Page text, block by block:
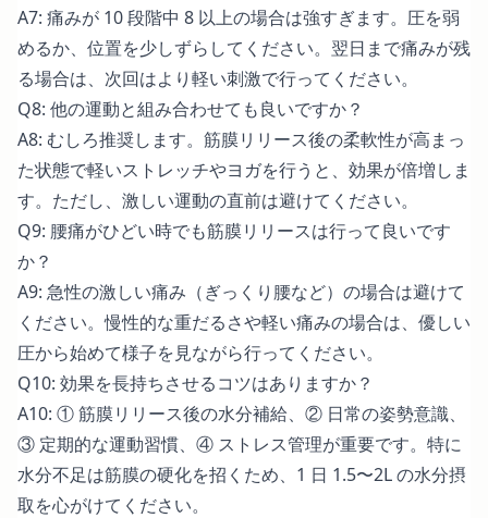
A7: 痛みが 10 段階中 8 以上の場合は強すぎます。圧を弱
めるか、位置を少しずらしてください。翌日まで痛みが残
る場合は、次回はより軽い刺激で行ってください。
Q8: 他の運動と組み合わせても良いですか？
A8: むしろ推奨します。筋膜リリース後の柔軟性が高まっ
た状態で軽いストレッチやヨガを行うと、効果が倍増しま
す。ただし、激しい運動の直前は避けてください。
Q9: 腰痛がひどい時でも筋膜リリースは行って良いです
か？
A9: 急性の激しい痛み（ぎっくり腰など）の場合は避けて
ください。慢性的な重だるさや軽い痛みの場合は、優しい
圧から始めて様子を見ながら行ってください。
Q10: 効果を長持ちさせるコツはありますか？
A10: ① 筋膜リリース後の水分補給、② 日常の姿勢意識、
③ 定期的な運動習慣、④ ストレス管理が重要です。特に
水分不足は筋膜の硬化を招くため、1 日 1.5〜2L の水分摂
取を心がけてください。